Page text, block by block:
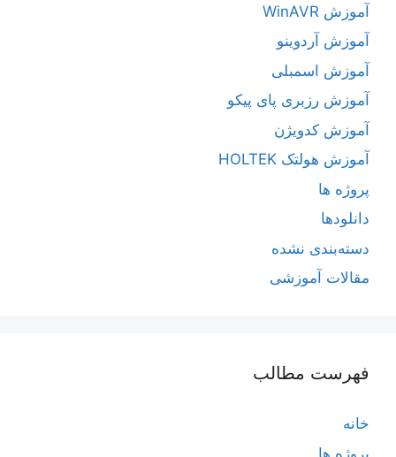
آموزش WinAVR
آموزش آردوینو
آموزش اسمبلی
آموزش رزبری پای پیکو
آموزش کدویژن
آموزش هولتک HOLTEK
پروژه ها
دانلودها
دسته‌بندی نشده
مقالات آموزشی
فهرست مطالب
خانه
پروژه ها